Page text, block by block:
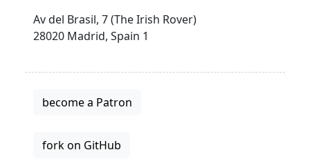
Av del Brasil, 7 (The Irish Rover)
28020 Madrid, Spain 1
become a Patron
fork on GitHub